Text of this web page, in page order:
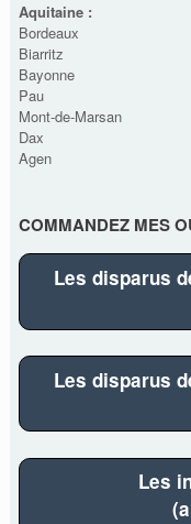
Aquitaine :
Bordeaux
Biarritz
Bayonne
Pau
Mont-de-Marsan
Dax
Agen
COMMANDEZ MES
Les disparus
Les disparus
Les